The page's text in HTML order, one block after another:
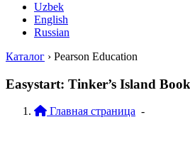
Uzbek
English
Russian
Каталог › Pearson Education
Easystart: Tinker’s Island
Главная страница -